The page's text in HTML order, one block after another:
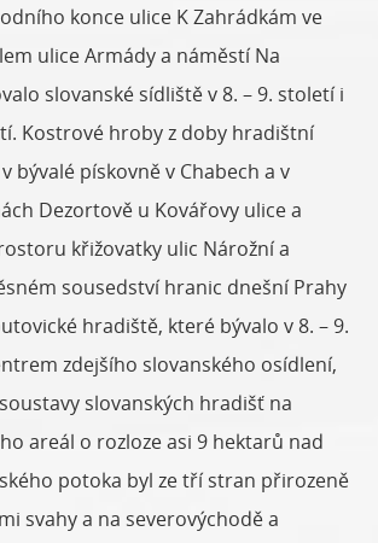
konce ulice K Zahrádkám ve
ulice Armády a náměstí Na
slovanské sídliště v 8. – 9. století i
Kostrové hroby z doby hradištní
bývalé pískovně v Chabech a v
Dezortově u Kovářovy ulice a
křižovatky ulic Nárožní a
sousedství hranic dnešní Prahy
hradiště, které bývalo v 8. – 9.
zdejšího slovanského osídlení,
slovanských hradišť na
areál o rozloze asi 9 hektarů nad
potoka byl ze tří stran přirozeně
svahy a na severovýchodě a